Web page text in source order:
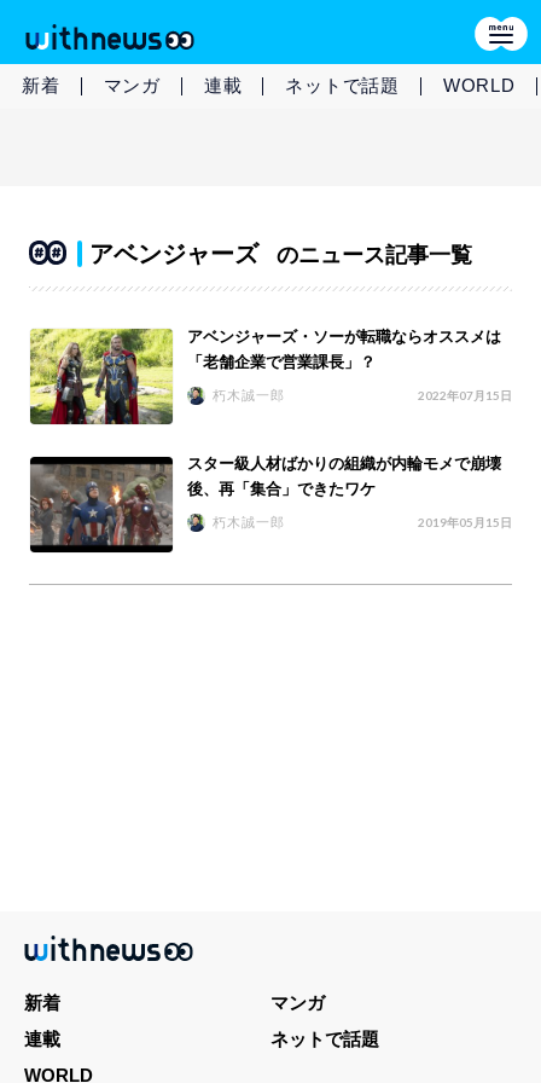
新着 マンガ 連載 ネットで話題 WORLD
アベンジャーズ のニュース記事一覧
アベンジャーズ・ソーが転職ならオススメは
「老舗企業で営業課長」？
朽木誠一郎 2022年07月15日
スター級人材ばかりの組織が内輪モメで崩壊
後、再「集合」できたワケ
朽木誠一郎 2019年05月15日
新着
マンガ
連載
ネットで話題
WORLD